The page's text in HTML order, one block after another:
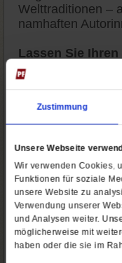
Zustimmung
Unsere Webseite
Wir verwenden Cookies,
Funktionen für soziale
unsere Website zu
Verwendung unserer
und Analysen weiter.
möglicherweise mit
haben oder die sie im
Welttraditionen –
namhaften
Lassen Sie
stärken
Autorinnen sowie
provozieren, um
meditativ
alle angeht, auf
Jetzt 4 Wochen
Gönnen Sie sich
am Wochenende.
immer freitags.
erhalten Sie per